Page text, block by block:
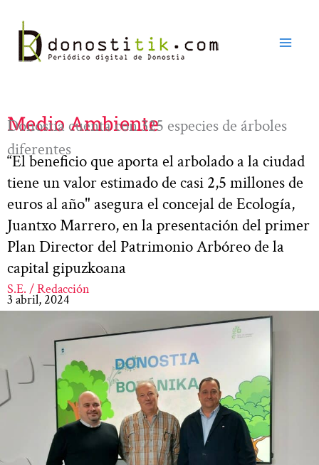
contenido
Medio Ambiente
Donostia cuenta con 325 especies de árboles
diferentes
“El beneficio que aporta el arbolado a la ciudad
tiene un valor estimado de casi 2,5 millones de
euros al año" asegura el concejal de Ecología,
Juantxo Marrero, en la presentación del primer
Plan Director del Patrimonio Arbóreo de la
capital gipuzkoana
S.E. / Redacción
3 abril, 2024